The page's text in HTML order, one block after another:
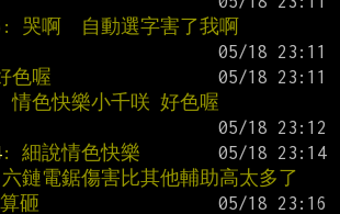
: 哭啊  自動選字害了我啊
色喔
情色快樂小千咲 好色喔
: 細說情色快樂
鏈電鋸傷害比其他輔助高太多了
砸